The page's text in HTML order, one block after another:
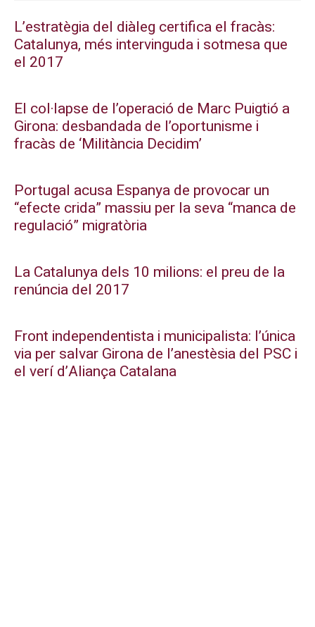
L’estratègia del diàleg certifica el fracàs:
Catalunya, més intervinguda i sotmesa que
el 2017
El col·lapse de l’operació de Marc Puigtió a
Girona: desbandada de l’oportunisme i
fracàs de ‘Militància Decidim’
Portugal acusa Espanya de provocar un
“efecte crida” massiu per la seva “manca de
regulació” migratòria
La Catalunya dels 10 milions: el preu de la
renúncia del 2017
Front independentista i municipalista: l’única
via per salvar Girona de l’anestèsia del PSC i
el verí d’Aliança Catalana